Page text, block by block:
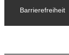
Barrierefreiheit